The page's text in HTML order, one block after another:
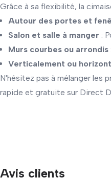
Grâce à sa flexibilité, la
Autour des portes et
Salon et salle à manger :
Murs courbes ou arrondis
Verticalement ou
N'hésitez pas à mélanger les
rapide et gratuite sur Direct
Avis clients